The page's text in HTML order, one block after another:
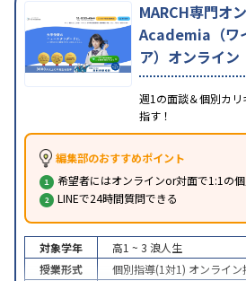
MARCH専門オ
Academia（ワ
ア）オンライン
週1の面談＆個別カリ
指す！
編集部のおすすめポイント
希望者にはオンラインor対面で1:1の
LINEで24時間質問できる
対象学年 高1 ~ 3 浪人生
授業形式
個別指導(1対1) オンライン